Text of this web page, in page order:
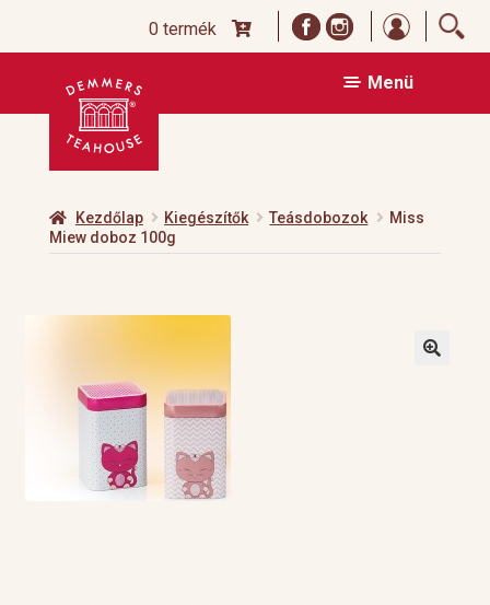
0 termék
Ugrás
navigációhoz
Kilépés
tartalomba
Menü
Kezdőlap Kiegészítők Teásdobozok
Miss
Miew doboz 100g